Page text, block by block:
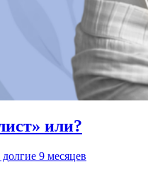
или?
9 месяцев